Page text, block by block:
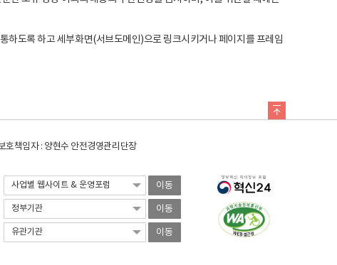
하도록 하고 세부화면(서브도메인)으로 링크시키거나 페이지를 프레임
호책임자 : 양현수 안전경영관리단장
이동
이동
이동